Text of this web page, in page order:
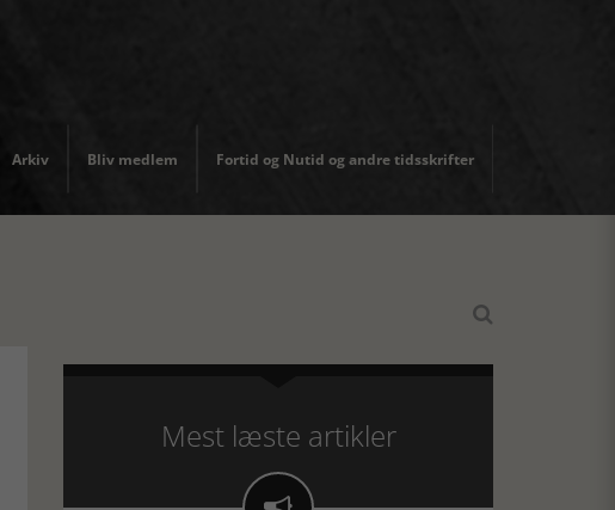
Arkiv Bliv medlem Fortid og Nutid og andre tidsskrifter

Mest læste artikler